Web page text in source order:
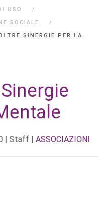
USO
SOCIALE
SINERGIE PER LA
| Staff | ASSOCIAZIONI